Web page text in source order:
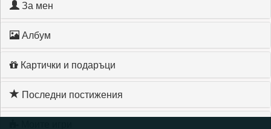
За мен
Албум
Картички и подаръци
Последни постижения